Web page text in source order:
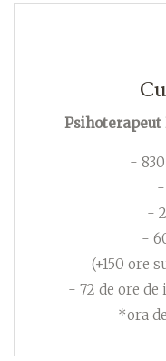
Psihoterapeut
-
-
-
-
(+150 ore
- 72 de ore
*ora